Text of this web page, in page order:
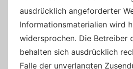
ausdrücklich angeforderter
Informationsmaterialien wird
widersprochen. Die Betreiber
behalten sich ausdrücklich
Falle der unverlangten